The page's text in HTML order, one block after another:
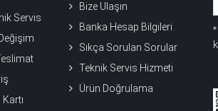
Servis
Bize Ulaşın
Banka Hesap Bilgileri
Sıkça Sorulan Sorular
Teknik Servis Hizmeti
Ürün Doğrulama
*